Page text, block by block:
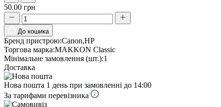
50.00 грн
До кошика
Бренд пристрою:Canon,HP
Торгова марка:MAKKON Classic
Мінімальне замовлення (шт.):1
Доставка
Нова пошта 1 день при замовленні до 14:00
За тарифами перевізника